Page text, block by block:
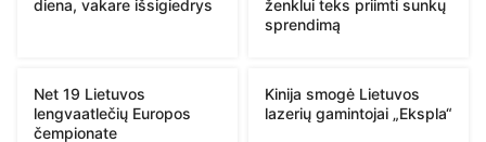
diena, vakare išsigiedrys
ženklui teks priimti sunkų
sprendimą
Net 19 Lietuvos
lengvaatlečių Europos
čempionate
Kinija smogė Lietuvos
lazerių gamintojai „Ekspla“